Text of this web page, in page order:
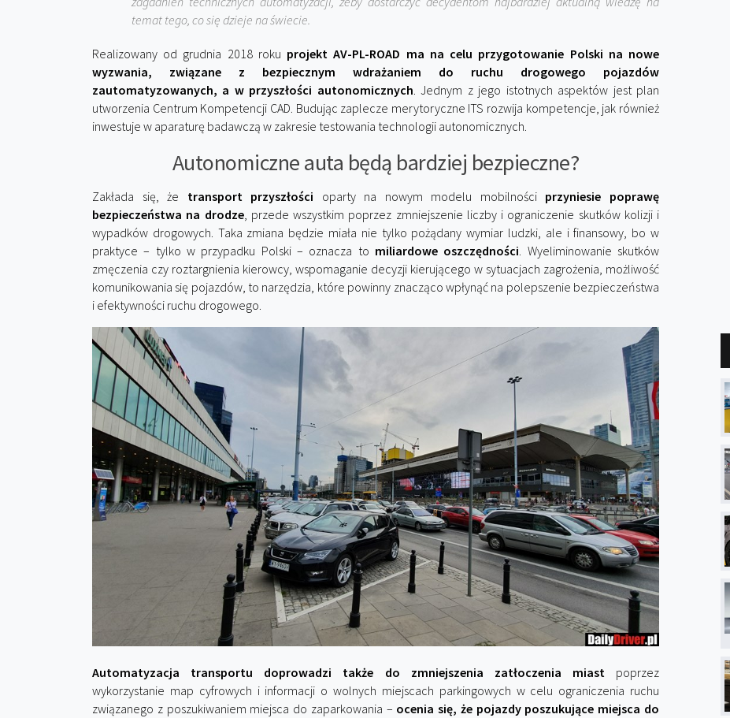
temat tego, co się dzieje na świecie.
Realizowany od grudnia 2018 roku projekt AV-PL-ROAD ma na celu przygotowanie Polski na nowe
wyzwania, związane z bezpiecznym wdrażaniem do ruchu drogowego pojazdów
zautomatyzowanych, a w przyszłości autonomicznych. Jednym z jego istotnych aspektów jest plan
utworzenia Centrum Kompetencji CAD. Budując zaplecze merytoryczne ITS rozwija kompetencje, jak również
inwestuje w aparaturę badawczą w zakresie testowania technologii autonomicznych.
Autonomiczne auta będą bardziej bezpieczne?
Zakłada się, że transport przyszłości oparty na nowym modelu mobilności przyniesie poprawę
bezpieczeństwa na drodze, przede wszystkim poprzez zmniejszenie liczby i ograniczenie skutków kolizji i
wypadków drogowych. Taka zmiana będzie miała nie tylko pożądany wymiar ludzki, ale i finansowy, bo w
praktyce – tylko w przypadku Polski – oznacza to miliardowe oszczędności. Wyeliminowanie skutków
zmęczenia czy roztargnienia kierowcy, wspomaganie decyzji kierującego w sytuacjach zagrożenia, możliwość
komunikowania się pojazdów, to narzędzia, które powinny znacząco wpłynąć na polepszenie bezpieczeństwa
i efektywności ruchu drogowego.
Automatyzacja transportu doprowadzi także do zmniejszenia zatłoczenia miastpoprzez
wykorzystanie map cyfrowych i informacji o wolnych miejscach parkingowych w celu ograniczenia ruchu
związanego z poszukiwaniem miejsca do zaparkowania – ocenia się, że pojazdy poszukujące miejsca do